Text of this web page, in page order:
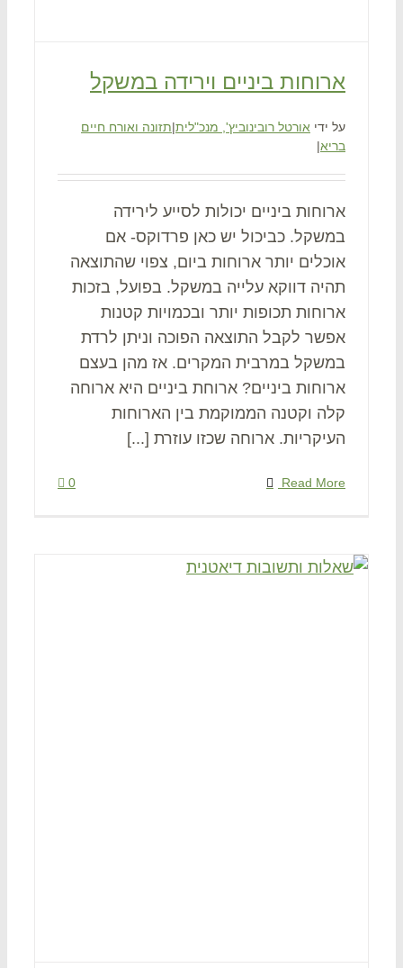
ארוחות ביניים וירידה במשקל
אורטל רובינוביץ', מנכ"לית תזונה ואורח חיים
ארוחות ביניים יכולות לסייע לירידה
במשקל. כביכול יש כאן פרדוקס- אם
אוכלים יותר ארוחות ביום, צפוי שהתוצאה
תהיה דווקא עלייה במשקל. בפועל, בזכות
ארוחות תכופות יותר ובכמויות קטנות
אפשר לקבל התוצאה הפוכה וניתן לרדת
במשקל במרבית המקרים. אז מהן בעצם
ארוחות ביניים? ארוחת ביניים היא ארוחה
קלה וקטנה הממוקמת בין הארוחות
העיקריות. ארוחה שכזו עוזרת [...]
Read More